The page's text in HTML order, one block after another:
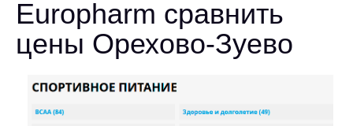
Europharm сравнить
цены Орехово-Зуево